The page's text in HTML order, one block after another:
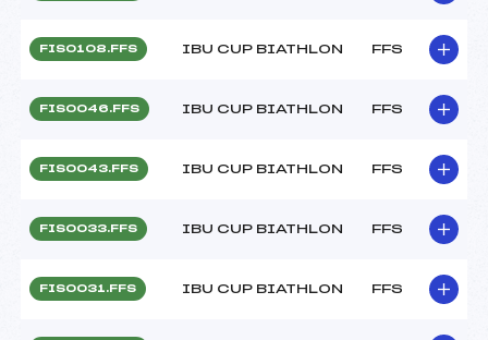
FIS0108.FFS IBU CUP BIATHLON FFS
FIS0046.FFS IBU CUP BIATHLON FFS
FIS0043.FFS IBU CUP BIATHLON FFS
FIS0033.FFS IBU CUP BIATHLON FFS
FIS0031.FFS IBU CUP BIATHLON FFS